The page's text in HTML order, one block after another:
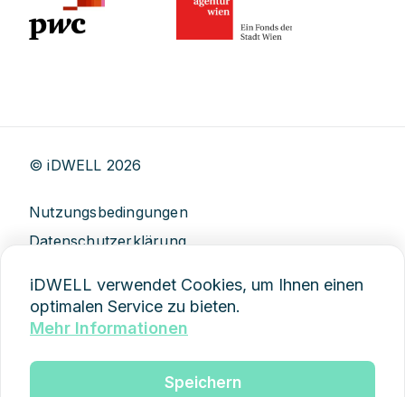
© iDWELL 2026
Nutzungsbedingungen
Datenschutzerklärung
Impressum
Demo anfragen
iDWELL verwendet Cookies, um Ihnen einen
optimalen Service zu bieten.
Mehr Informationen
Speichern